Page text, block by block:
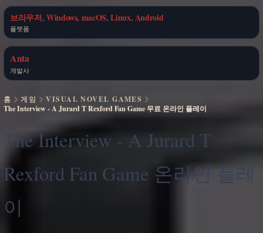
브라우저, Windows, macOS, Linux, Android
플랫폼
Anta
개발사
홈 게임
VISUAL NOVEL GAMES
The Interview - A Jurard T Rexford Fan Game 무료 온라인 플레이
The Interview - A Jurard T
Rexford Fan Game 온라인 플레
이